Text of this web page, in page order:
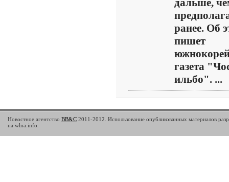
дальше,
ранее. Об
пишет
газета
ильбо". ...
Новостное агентство BB&C 2011-2012. Использование опубликованных материалов
на wlna.info.